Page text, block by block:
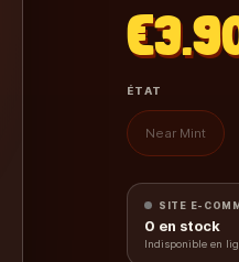
ÉTAT
Near Mint
SITE E-
0 en stock
Indisponible en